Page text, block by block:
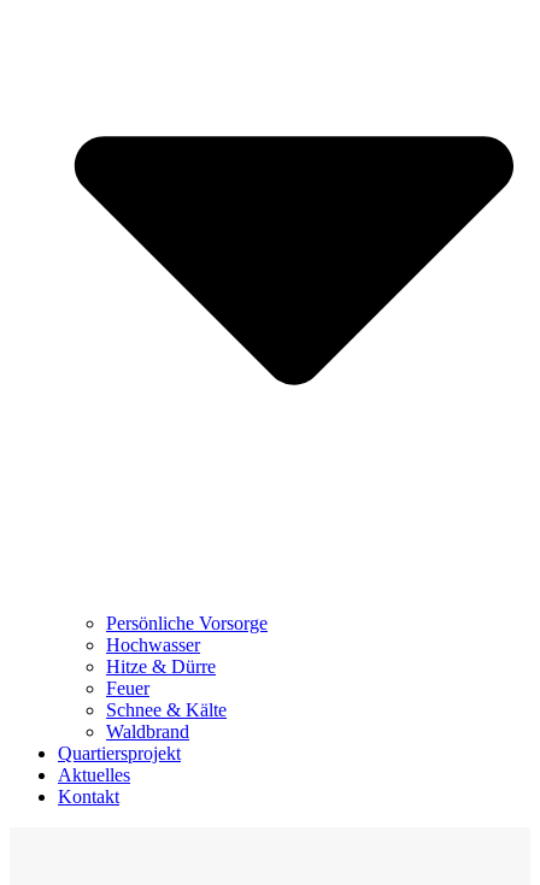
Persönliche Vorsorge
Hochwasser
Hitze & Dürre
Feuer
Schnee & Kälte
Waldbrand
Quartiersprojekt
Aktuelles
Kontakt